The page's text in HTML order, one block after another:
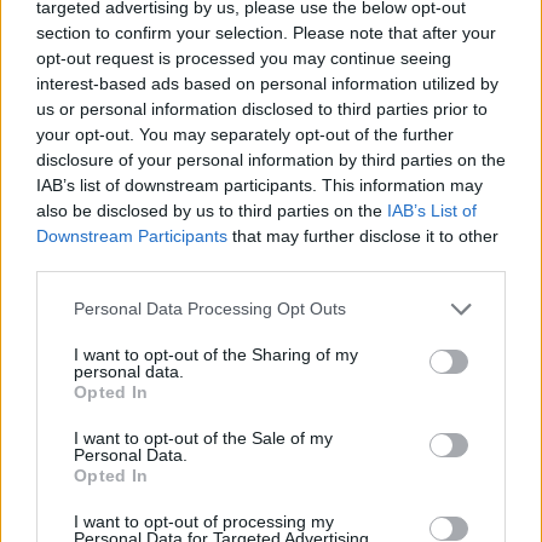
targeted advertising by us, please use the below opt-out
section to confirm your selection. Please note that after your
opt-out request is processed you may continue seeing
interest-based ads based on personal information utilized by
us or personal information disclosed to third parties prior to
your opt-out. You may separately opt-out of the further
disclosure of your personal information by third parties on the
IAB’s list of downstream participants. This information may
also be disclosed by us to third parties on the IAB’s List of
Downstream Participants that may further disclose it to other
Please note that this website/app uses one or more Google
not limited to your visit or usage behaviour. You may click to
grant or deny consent to Google and its third-party tags to
use your data for below specified purposes in below Google
consent section.
Personal Data Processing Opt Outs
I want to opt-out of the Sharing of my
personal data.
Opted In
I want to opt-out of the Sale of my
Personal Data.
Opted In
I want to opt-out of processing my
Personal Data for Targeted Advertising.
Címkék: #pókember 3. #marvel
#marvel moziverzum
#mcu
#tom holland #tobey maguire #andrew garfield
Ha minden jól megy, még